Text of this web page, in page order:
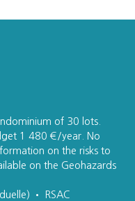
of 30 lots.
1 480 €/year. No
on the risks to
on the Geohazards
• RSAC